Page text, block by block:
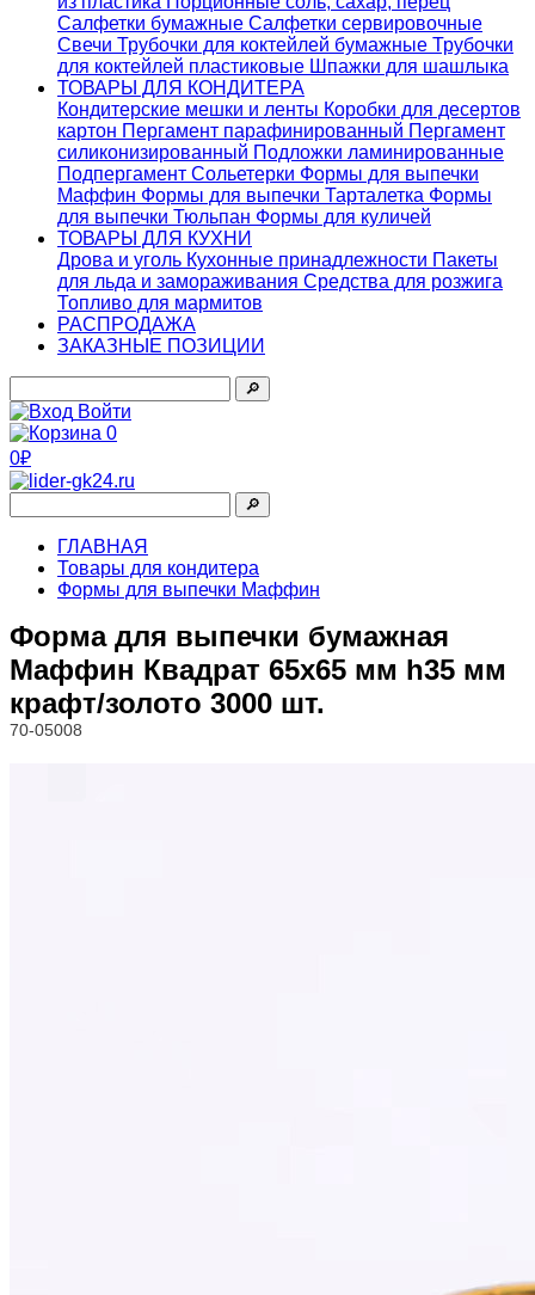
Салфетки бумажные Салфетки сервировочные
Свечи Трубочки для коктейлей бумажные Трубочки
для коктейлей пластиковые Шпажки для шашлыка
ТОВАРЫ ДЛЯ КОНДИТЕРА
Кондитерские мешки и ленты Коробки для десертов
картон Пергамент парафинированный Пергамент
силиконизированный Подложки ламинированные
Подпергамент Сольетерки Формы для выпечки
Маффин Формы для выпечки Тарталетка Формы
для выпечки Тюльпан Формы для куличей
ТОВАРЫ ДЛЯ КУХНИ
Дрова и уголь Кухонные принадлежности Пакеты
для льда и замораживания Средства для розжига
Топливо для мармитов
РАСПРОДАЖА
ЗАКАЗНЫЕ ПОЗИЦИИ
🔎︎
Войти
0
0₽
🔎︎
ГЛАВНАЯ
Товары для кондитера
Формы для выпечки Маффин
Форма для выпечки бумажная
Маффин Квадрат 65х65 мм h35 мм
крафт/золото 3000 шт.
70-05008